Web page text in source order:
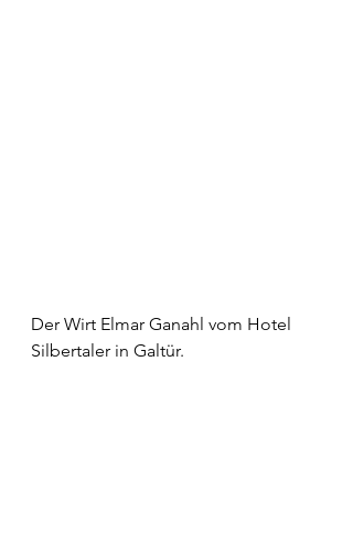
Der Wirt Elmar Ganahl vom Hotel
Silbertaler in Galtür.